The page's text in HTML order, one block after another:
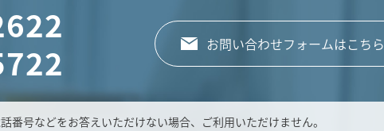
お問い合わせフォームはこちら
番号などをお答えいただけない場合、ご利用いただけません。